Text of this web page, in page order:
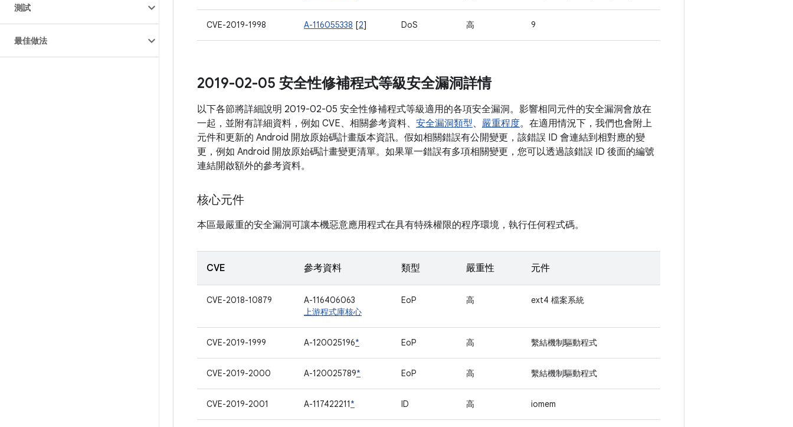
測試
最佳做法
CVE-2019-1998 A-116055338 [2] DoS 高 9
2019-02-05 安全性修補程式等級安全漏洞詳情
以下各節將詳細說明 2019-02-05 安全性修補程式等級適用的各項安全漏洞。影響相同元件的安全漏洞會放在
一起，並附有詳細資料，例如 CVE、相關參考資料、 安全漏洞類型、 嚴重程度。在適用情況下，我們也會附上
元件和更新的 Android 開放原始碼計畫版本資訊。假如相關錯誤有公開變更，該錯誤 ID 會連結到相對應的變
更，例如 Android 開放原始碼計畫變更清單。如果單一錯誤有多項相關變更，您可以透過該錯誤 ID 後面的編號
連結開啟額外的參考資料。
核心元件
本區最嚴重的安全漏洞可讓本機惡意應用程式在具有特殊權限的程序環境，執行任何程式碼。
CVE 參考資料 類型 嚴重性 元件
CVE-2018-10879
A-116406063
上游程式庫核心
EoP 高 ext4 檔案系統
CVE-2019-1999 A-120025196* EoP 高 繫結機制驅動程式
CVE-2019-2000 A-120025789* EoP 高 繫結機制驅動程式
CVE-2019-2001 A-117422211* ID 高 iomem